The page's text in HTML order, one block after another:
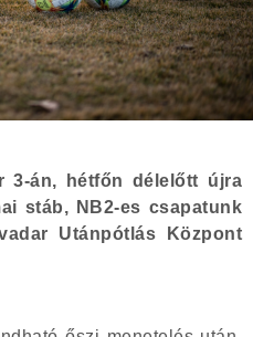
3-án, hétfőn délelőtt újra
stáb, NB2-es csapatunk
Utánpótlás Központ